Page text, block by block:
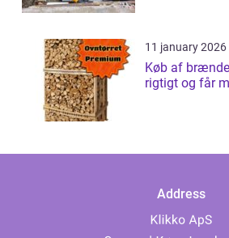
11 january 2026
Køb af brænde sådan vælger du
rigtigt og får
Address